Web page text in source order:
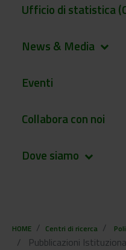
Ufficio di statistica
News & Media keyboard_arrow_down
Eventi
Collabora con noi
Dove siamo keyboard_arrow_down
HOME Centri di ricerca
Pubblicazioni